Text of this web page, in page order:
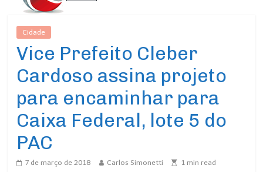
Cidade
Vice Prefeito Cleber
Cardoso assina projeto
para encaminhar para
Caixa Federal, lote 5 do
PAC
7 de março de 2018 Carlos Simonetti 1 min read